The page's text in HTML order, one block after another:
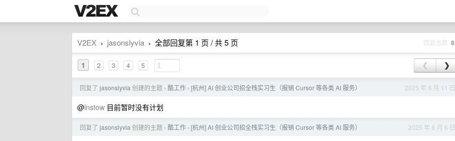
V2EX › jasonslyvia › 全部回复第 1 页 / 共 5 页 回复总数
1 2 3 4 5 ❮ ❯
2025 年 6 月 11 日
回复了 jasonslyvia 创建的主题 › 酷工作 › [杭州] AI 创业公司招全栈实习生（报销 Cursor 等各类 AI 服务）
@lnstow 目前暂时没有计划
2025 年 6 月 6 日
回复了 jasonslyvia 创建的主题 › 酷工作 › [杭州] AI 创业公司招全栈实习生（报销 Cursor 等各类 AI 服务）